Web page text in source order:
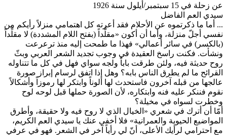
عن زحلة في 15 سبتمبر/أيلول سنة 1926
سيدي العم الفاضل
... أما ما ذكرتموه عن الأحلام فقد أعرته كل اهتمامي منزلاً رأيكم من
نفسي أجلّ منزلة، وأما أن أكون «مقلَّداً (بفتح اللام المشددة) لا مقلِّداً
(بالكسر) في سائر أعمالي» فهذا ما طمحت إليه منذ ترعرعت
ونشأت. فكنت راسخ العقيدة في وجوب تجديد الشعر العربي وبثّ
روح حديثة فيه، ولئن طرقت باباً ولجه سواي فهل في كل ما تتناوله
القرائح ما لم يطرق الناس بابه؟ وهل إذا اتفق لرسام إبراز صورة
عالجها من قبله آخرون فاستحدث لها ألوناً وابتكر لها رموزاً وأشكالاً
نقوم فننكر عليه فنه وابتكاره، لأن الصورة حملها قبل لوحه لوح
وخطرت لسواه في مخيلة؟
أمّا أن أترك في شعري «الخيال الذي لا روح فيه ولا حقيقة، وأطرق
المواضيع الحيوية والعمرانية» فلا أخفي عنك يا سيدي العم الكريم،
مع احترامي لرأيك الأعلى، أنّ لي رأياً آخر في الشعر. فهو في عرفي